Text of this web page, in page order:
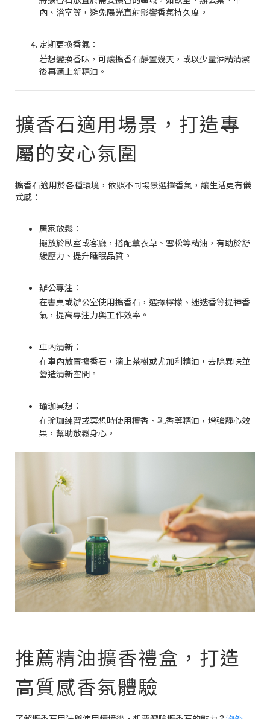
內、浴室等，避免陽光直射影響香氣持久度。
定期更換香氣：
若想變換香味，可讓擴香石靜置幾天，或以少量酒精清潔
後再滴上新精油。
擴香石適用場景，打造專
屬的安心氛圍
擴香石適用於各種環境，依照不同場景選擇香氣，讓生活更有儀
式感：
居家放鬆：
擺放於臥室或客廳，搭配薰衣草、雪松等精油，有助於舒
緩壓力、提升睡眠品質。
辦公專注：
在書桌或辦公室使用擴香石，選擇檸檬、迷迭香等提神香
氣，提高專注力與工作效率。
車內清新：
在車內放置擴香石，滴上茶樹或尤加利精油，去除異味並
營造清新空間。
瑜珈冥想：
在瑜珈練習或冥想時使用檀香、乳香等精油，增強靜心效
果，幫助放鬆身心。
推薦精油擴香禮盒，打造
高質感香氛體驗